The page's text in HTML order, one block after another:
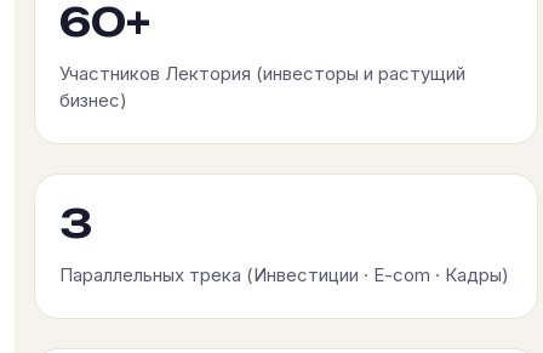
60+
Участников Лектория (инвесторы и растущий
бизнес)
3
Параллельных трека (Инвестиции · E-com · Кадры)